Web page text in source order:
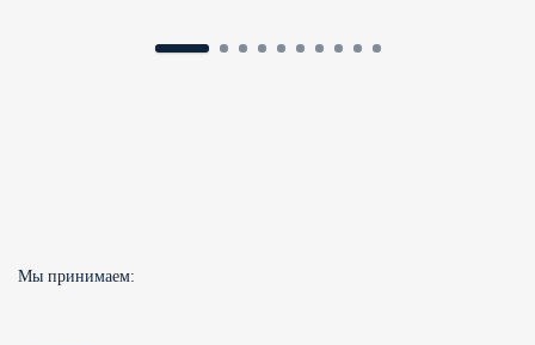
Мы принимаем: